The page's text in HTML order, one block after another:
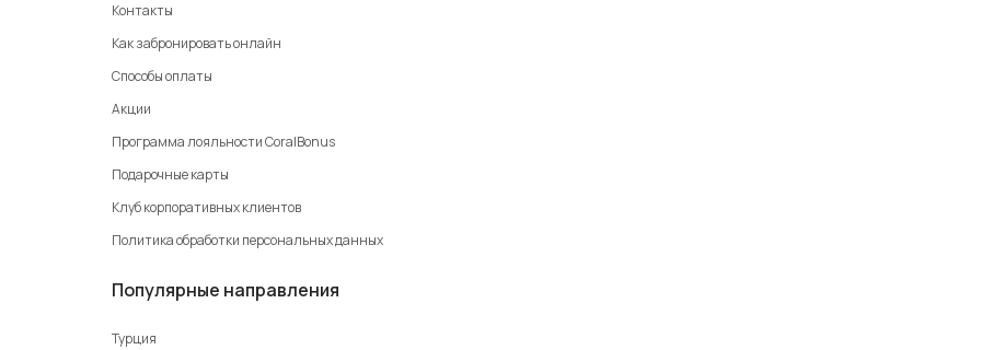
Контакты
Как забронировать онлайн
Способы оплаты
Акции
Программа лояльности CoralBonus
Подарочные карты
Клуб корпоративных клиентов
Политика обработки персональных данных
Популярные направления
Турция